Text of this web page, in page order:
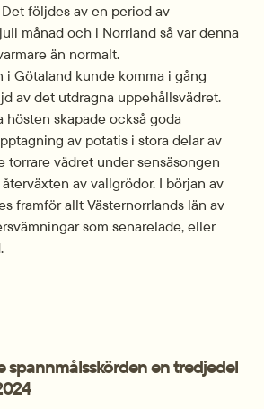
följdes av en period av
månad och i Norrland så var denna
än normalt.
i Götaland kunde komma i gång
av det utdragna uppehållsvädret.
hösten skapade också goda
av potatis i stora delar av
torrare vädret under sensäsongen
av vallgrödor. I början av
framför allt Västernorrlands län av
som senarelade, eller
spannmålsskörden en tredjedel